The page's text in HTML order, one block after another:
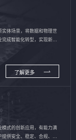
体场景，将数据和物理世
成智能化转型，实现新旧
了解更多
模式的创新应用，有能力满
供安全、稳定、合规、持